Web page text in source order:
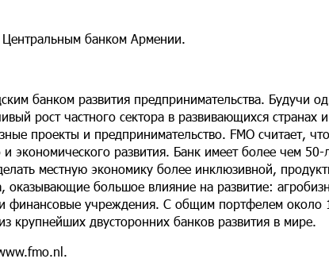
Центральным банком Армении.
банком развития предпринимательства. Будучи
рост частного сектора в развивающихся
проекты и предпринимательство. FMO считает,
и экономического развития. Банк имеет более чем
местную экономику более инклюзивной,
оказывающие большое влияние на развитие:
и финансовые учреждения. С общим портфелем около
крупнейших двусторонних банков развития в мире.